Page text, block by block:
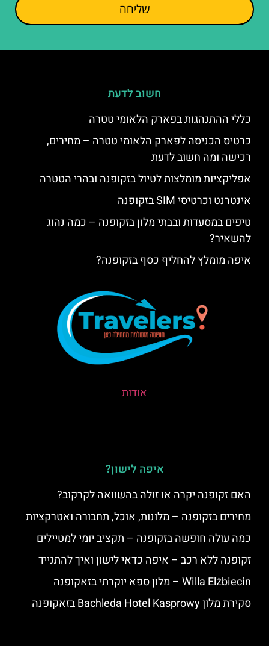
שליחה
חשוב לדעת
כללי ההתנהגות בפארק הלאומי טטרה
כרטיס הכניסה לפארק הלאומי טטרה – מחירים,
רכישה ומה חשוב לדעת
אפליקציות מומלצות לטיול בזקופנה ובהרי הטטרה
אינטרנט וכרטיסי SIM בזקופנה
טיפים במסעדות ובבתי מלון בזקופנה – כמה נהוג
להשאיר?
איפה מומלץ להחליף כסף בזקופנה?
אודות
איפה לישון?
האם זקופנה יקרה או זולה בהשוואה לקרקוב?
מחירים בזקופנה – מלונות, אוכל, תחבורה ואטרקציות
כמה עולה חופשה בזקופנה – תקציב יומי למטיילים
זקופנה ללא רכב – איפה כדאי לישון ואיך להתנייד
Willa Elżbiecin – מלון ספא יוקרתי בזאקופנה
סקירת מלון Bachleda Hotel Kasprowy בזאקופנה